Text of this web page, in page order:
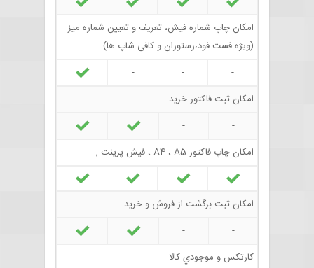
امکان چاپ شماره فیش، تعریف و تعیین شماره میز
(ویژه فست فود،رستوران و کافی شاپ ها)
-
-
-
امکان ثبت فاکتور خريد
-
-
امکان چاپ فاکتور A4 ، A5 ، فيش پرينت , ....
امکان ثبت برگشت از فروش و خريد
-
-
کارتکس و موجودي کالا